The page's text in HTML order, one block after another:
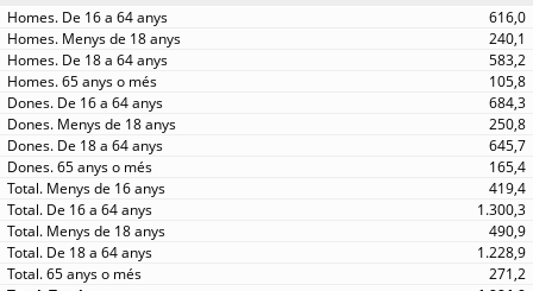
616,0
240,1
583,2
105,8
684,3
250,8
645,7
165,4
419,4
1.300,3
490,9
1.228,9
271,2